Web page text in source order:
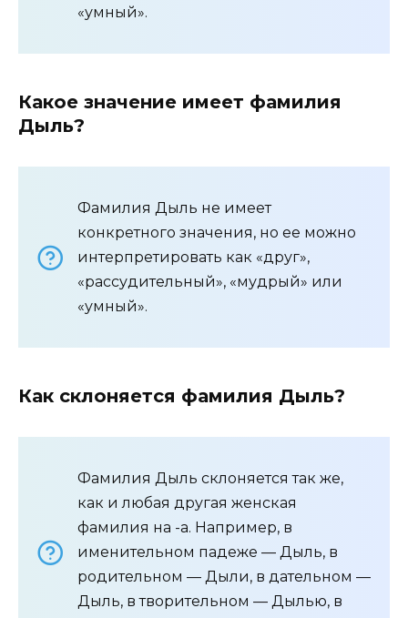
«умный».
Какое значение имеет фамилия
Дыль?
Фамилия Дыль не имеет
конкретного значения, но ее можно
интерпретировать как «друг»,
«рассудительный», «мудрый» или
«умный».
Как склоняется фамилия Дыль?
Фамилия Дыль склоняется так же,
как и любая другая женская
фамилия на -а. Например, в
именительном падеже — Дыль, в
родительном — Дыли, в дательном —
Дыль, в творительном — Дылью, в